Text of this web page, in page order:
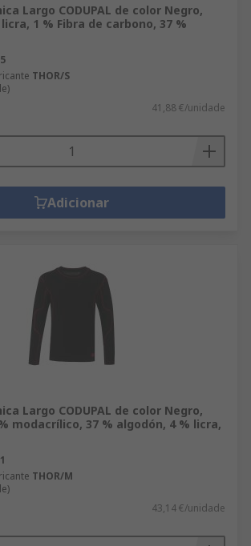
Largo CODUPAL de color Negro,
1 % Fibra de carbono, 37 %
THOR/S
41,88 €/unidade
Adicionar
Largo CODUPAL de color Negro,
modacrílico, 37 % algodón, 4 % licra,
THOR/M
43,14 €/unidade